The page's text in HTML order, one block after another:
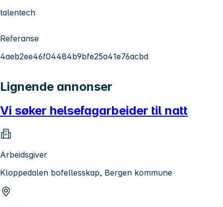
talentech
Referanse
4aeb2ee46f04484b9bfe25a41e76acbd
Lignende annonser
Vi søker helsefagarbeider til natt
Arbeidsgiver
Kloppedalen bofellesskap, Bergen kommune